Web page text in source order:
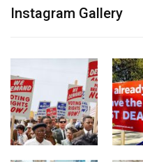
Instagram Gallery